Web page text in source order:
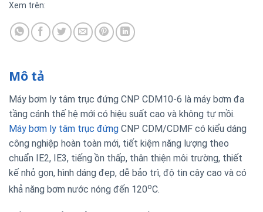
Xem trên:
Mô tả
Máy bơm ly tâm trục đứng CNP CDM10-6 là máy bơm đa
tầng cánh thế hệ mới có hiệu suất cao và không tự mồi.
Máy bơm ly tâm trục đứng CNP CDM/CDMF có kiểu dáng
công nghiệp hoàn toàn mới, tiết kiệm năng lượng theo
chuẩn IE2, IE3, tiếng ồn thấp, thân thiện môi trường, thiết
kế nhỏ gọn, hình dáng đẹp, dễ bảo trì, độ tin cậy cao và có
khả năng bơm nước nóng đến 120oC.